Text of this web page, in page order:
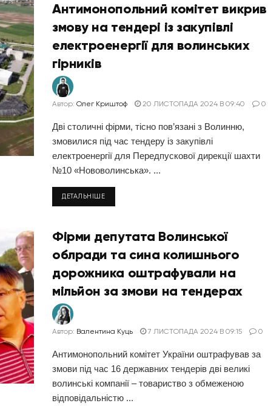
Антимонопольний комітет викрив
змову на тендері із закупівлі
електроенергії для волинських
гірників
Автор: Олег Криштоф 20 ЛИСТОПАДА 2024 В 09:40 0
Дві столичні фірми, тісно пов’язані з Волинню,
змовилися під час тендеру із закупівлі
електроенергії для Передпускової дирекції шахти
№10 «Нововолинська». ...
ДЕТАЛЬНІШЕ
Фірми депутата Волинської
облради та сина колишнього
дорожника оштрафували на
мільйон за змови на тендерах
Автор: Валентина Куць 7 ЛИСТОПАДА 2024 В 09:15 0
Антимонопольний комітет України оштрафував за
змови під час 16 державних тендерів дві великі
волинські компанії – товариство з обмеженою
відповідальністю ...